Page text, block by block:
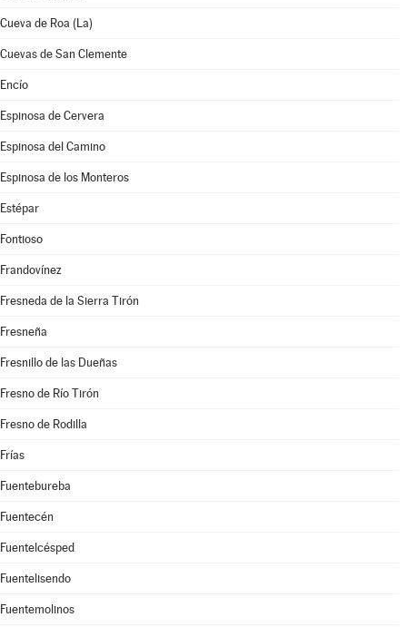
Cueva de Roa (La)
Cuevas de San Clemente
Encío
Espinosa de Cervera
Espinosa del Camino
Espinosa de los Monteros
Estépar
Fontioso
Frandovínez
Fresneda de la Sierra Tirón
Fresneña
Fresnillo de las Dueñas
Fresno de Río Tirón
Fresno de Rodilla
Frías
Fuentebureba
Fuentecén
Fuentelcésped
Fuentelisendo
Fuentemolinos